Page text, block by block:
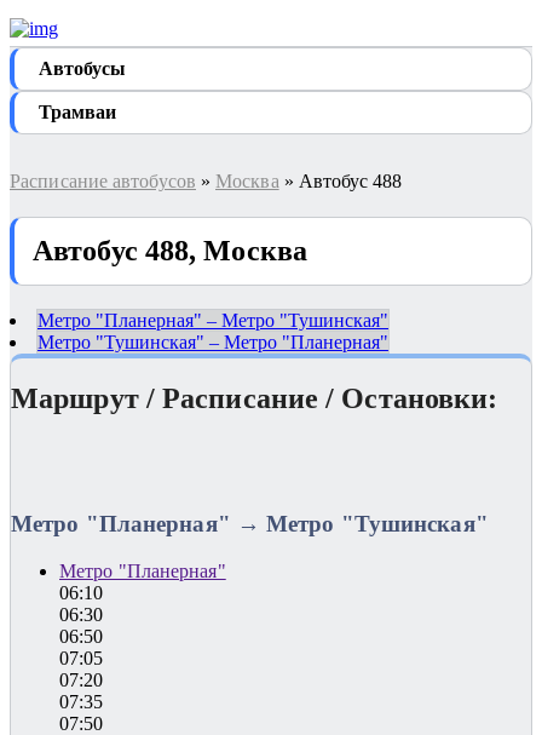
Автобуcы
Трамваи
Расписание автобусов » Москва » Автобус 488
Автобус 488, Москва
Метро "Планерная" – Метро "Тушинская"
Метро "Тушинская" – Метро "Планерная"
Маршрут / Расписание / Остановки:
Метро "Планерная" → Метро "Тушинская"
Метро "Планерная"
06:10
06:30
06:50
07:05
07:20
07:35
07:50